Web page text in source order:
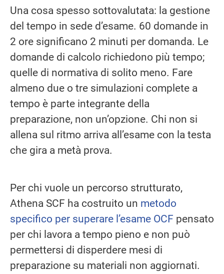
Una cosa spesso sottovalutata: la gestione
del tempo in sede d’esame. 60 domande in
2 ore significano 2 minuti per domanda. Le
domande di calcolo richiedono più tempo;
quelle di normativa di solito meno. Fare
almeno due o tre simulazioni complete a
tempo è parte integrante della
preparazione, non un’opzione. Chi non si
allena sul ritmo arriva all’esame con la testa
che gira a metà prova.
Per chi vuole un percorso strutturato,
Athena SCF ha costruito un metodo
specifico per superare l’esame OCF pensato
per chi lavora a tempo pieno e non può
permettersi di disperdere mesi di
preparazione su materiali non aggiornati.